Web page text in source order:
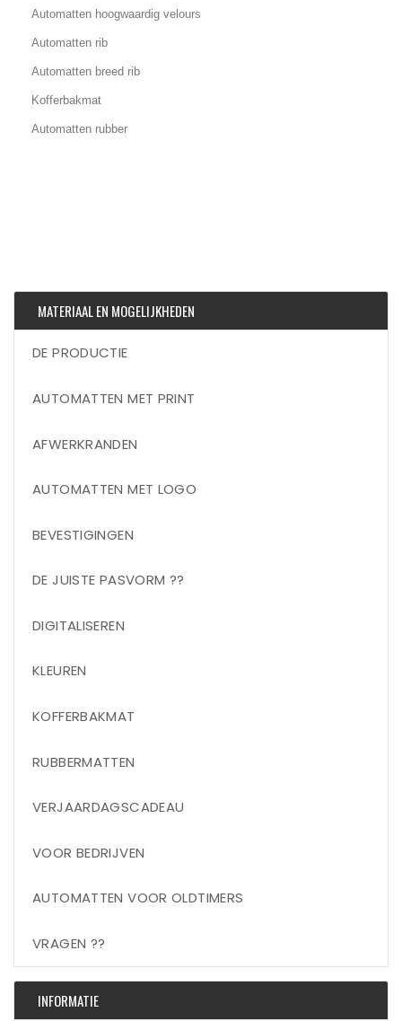
Automatten hoogwaardig velours
Automatten rib
Automatten breed rib
Kofferbakmat
Automatten rubber
MATERIAAL EN MOGELIJKHEDEN
DE PRODUCTIE
AUTOMATTEN MET PRINT
AFWERKRANDEN
AUTOMATTEN MET LOGO
BEVESTIGINGEN
DE JUISTE PASVORM ??
DIGITALISEREN
KLEUREN
KOFFERBAKMAT
RUBBERMATTEN
VERJAARDAGSCADEAU
VOOR BEDRIJVEN
AUTOMATTEN VOOR OLDTIMERS
VRAGEN ??
INFORMATIE